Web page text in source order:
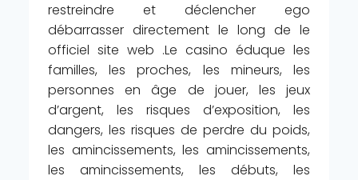
restreindre et déclencher ego
débarrasser directement le long de le
officiel site web .Le casino éduque les
familles, les proches, les mineurs, les
personnes en âge de jouer, les jeux
d’argent, les risques d’exposition, les
dangers, les risques de perdre du poids,
les amincissements, les amincissements,
les amincissements, les débuts, les